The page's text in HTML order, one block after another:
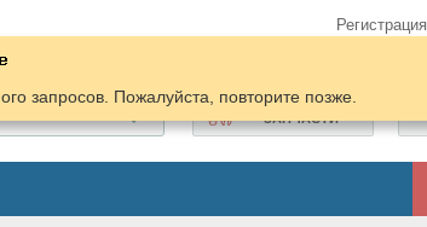
Регистрация
ПОДОБРАТЬ
ЗАПЧАСТИ
запросов. Пожалуйста, повторите позже.